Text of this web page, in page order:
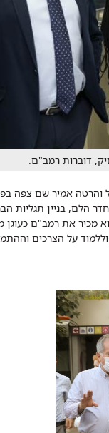
דוברות רמב"ם.
והרטה אמיר שם צפה
הלם, בניין תגליות
מכיר את רמב"ם כעוגן
על הצרכים